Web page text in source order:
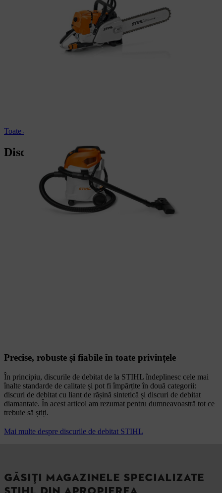
Toate aspiratoarele profesionale
Discurile de debitat de la STIHL
Precise, robuste și fiabile în toate privințele
În principiu, discurile de debitat de la STIHL îndeplinesc cele mai
înalte standarde de calitate și pot fi împărțite în două categorii:
discuri de debitat cu liant de rășină sintetică și discuri de debitat
diamantate. În acest articol am rezumat pentru dumneavoastră tot ce
trebuie să știți.
Mai multe despre discurile de debitat STIHL
GĂSIȚI MAGAZINELE SPECIALIZATE